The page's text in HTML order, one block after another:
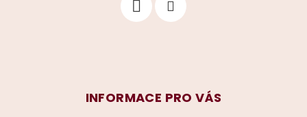
INFORMACE PRO VÁS